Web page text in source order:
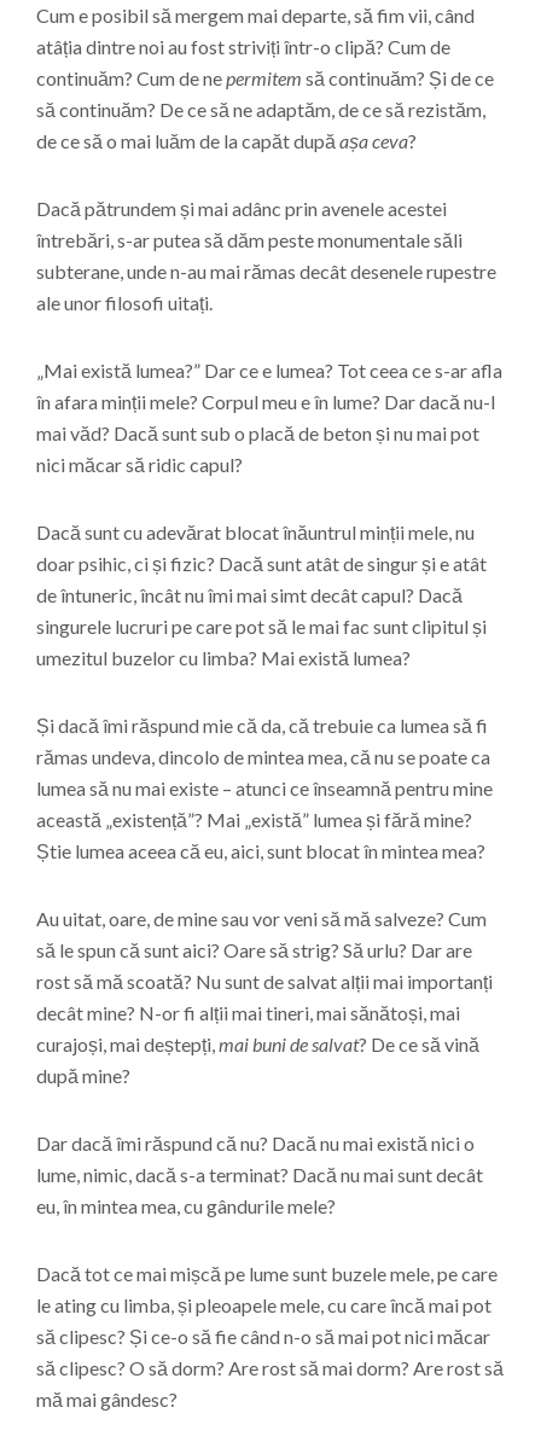
Cum e posibil să mergem mai departe, să fim vii, când
atâția dintre noi au fost striviți într-o clipă? Cum de
continuăm? Cum de nepermitem să continuăm? Și de ce
să continuăm? De ce să ne adaptăm, de ce să rezistăm,
de ce să o mai luăm de la capăt după așa ceva?
Dacă pătrundem și mai adânc prin avenele acestei
întrebări, s-ar putea să dăm peste monumentale săli
subterane, unde n-au mai rămas decât desenele rupestre
ale unor filosofi uitați.
„Mai există lumea?” Dar ce e lumea? Tot ceea ce s-ar afla
în afara minții mele? Corpul meu e în lume? Dar dacă nu-l
mai văd? Dacă sunt sub o placă de beton și nu mai pot
nici măcar să ridic capul?
Dacă sunt cu adevărat blocat înăuntrul minții mele, nu
doar psihic, ci și fizic? Dacă sunt atât de singur și e atât
de întuneric, încât nu îmi mai simt decât capul? Dacă
singurele lucruri pe care pot să le mai fac sunt clipitul și
umezitul buzelor cu limba? Mai există lumea?
Și dacă îmi răspund mie că da, că trebuie ca lumea să fi
rămas undeva, dincolo de mintea mea, că nu se poate ca
lumea să nu mai existe – atunci ce înseamnă pentru mine
această „existență”? Mai „există” lumea și fără mine?
Știe lumea aceea că eu, aici, sunt blocat în mintea mea?
Au uitat, oare, de mine sau vor veni să mă salveze? Cum
să le spun că sunt aici? Oare să strig? Să urlu? Dar are
rost să mă scoată? Nu sunt de salvat alții mai importanți
decât mine? N-or fi alții mai tineri, mai sănătoși, mai
curajoși, mai deștepți,mai buni de salvat? De ce să vină
după mine?
Dar dacă îmi răspund că nu? Dacă nu mai există nici o
lume, nimic, dacă s-a terminat? Dacă nu mai sunt decât
eu, în mintea mea, cu gândurile mele?
Dacă tot ce mai mișcă pe lume sunt buzele mele, pe care
le ating cu limba, și pleoapele mele, cu care încă mai pot
să clipesc? Și ce-o să fie când n-o să mai pot nici măcar
să clipesc? O să dorm? Are rost să mai dorm? Are rost să
mă mai gândesc?